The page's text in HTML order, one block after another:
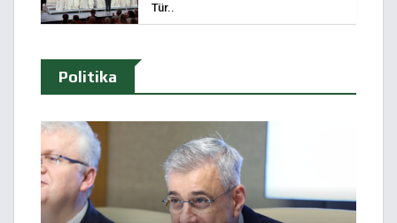
Tür..
Politika